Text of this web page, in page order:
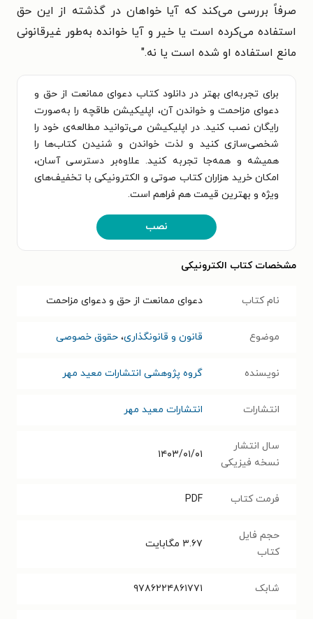
صرفاً بررسی می‌کند که آیا خواهان در گذشته از این حق
استفاده می‌کرده است یا خیر و آیا خوانده به‌طور غیرقانونی
مانع استفاده او شده است یا نه."
برای تجربه‌ای بهتر در دانلود کتاب دعوای ممانعت از حق و
دعوای مزاحمت و خواندن آن، اپلیکیشن طاقچه را به‌صورت
رایگان نصب کنید. در اپلیکیشن می‌توانید مطالعه‌ی خود را
شخصی‌سازی کنید و لذت خواندن و شنیدن کتاب‌ها را
همیشه و همه‌جا تجربه کنید. علاوه‌بر دسترسی آسان،
امکان خرید هزاران کتاب صوتی و الکترونیکی با تخفیف‌های
ویژه و بهترین قیمت هم فراهم است.
نصب
مشخصات کتاب الکترونیکی
نام کتاب دعوای ممانعت از حق و دعوای مزاحمت
موضوع قانون و قانونگذاری، حقوق خصوصی
نویسنده گروه پژوهشی انتشارات معید مهر
انتشارات انتشارات معید مهر
سال انتشار
نسخه فیزیکی
۱۴۰۳/۰۱/۰۱
فرمت کتاب PDF
حجم فایل
کتاب
۳.۶۷ مگابایت
شابک ۹۷۸۶۲۲۴۸۶۱۷۷۱